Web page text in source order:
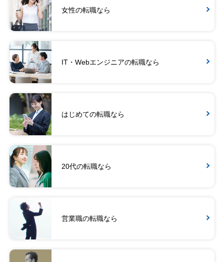
女性の転職なら
IT・Webエンジニアの転職なら
はじめての転職なら
20代の転職なら
営業職の転職なら